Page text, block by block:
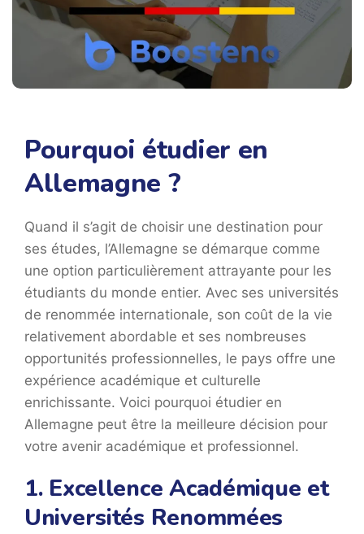
Pourquoi étudier en
Allemagne ?
Quand il s’agit de choisir une destination pour
ses études, l’Allemagne se démarque comme
une option particulièrement attrayante pour les
étudiants du monde entier. Avec ses universités
de renommée internationale, son coût de la vie
relativement abordable et ses nombreuses
opportunités professionnelles, le pays offre une
expérience académique et culturelle
enrichissante. Voici pourquoi étudier en
Allemagne peut être la meilleure décision pour
votre avenir académique et professionnel.
1. Excellence Académique et
Universités Renommées